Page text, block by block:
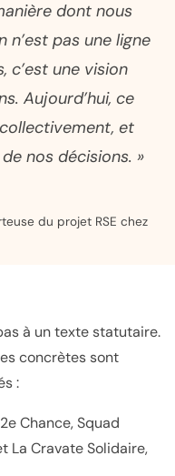
dont nous
n’est pas une ligne
c’est une vision
Aujourd’hui, ce
et
nos décisions. »
du projet RSE chez
à un texte statutaire.
concrètes sont
:
Chance, Squad
La Cravate Solidaire,